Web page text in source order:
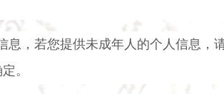
息，若您提供未成年人的个人信息，
。